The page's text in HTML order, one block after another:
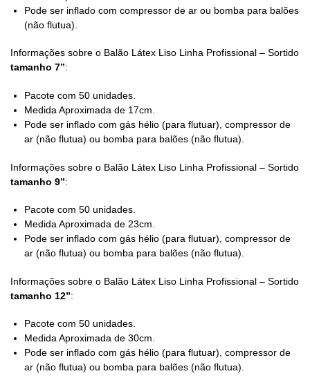
Pode ser inflado com compressor de ar ou bomba para balões
(não flutua).
Informações sobre o Balão Látex Liso Linha Profissional – Sortido
tamanho 7”:
Pacote com 50 unidades.
Medida Aproximada de 17cm.
Pode ser inflado com gás hélio (para flutuar), compressor de
ar (não flutua) ou bomba para balões (não flutua).
Informações sobre o Balão Látex Liso Linha Profissional – Sortido
tamanho 9”:
Pacote com 50 unidades.
Medida Aproximada de 23cm.
Pode ser inflado com gás hélio (para flutuar), compressor de
ar (não flutua) ou bomba para balões (não flutua).
Informações sobre o Balão Látex Liso Linha Profissional – Sortido
tamanho 12”:
Pacote com 50 unidades.
Medida Aproximada de 30cm.
Pode ser inflado com gás hélio (para flutuar), compressor de
ar (não flutua) ou bomba para balões (não flutua).